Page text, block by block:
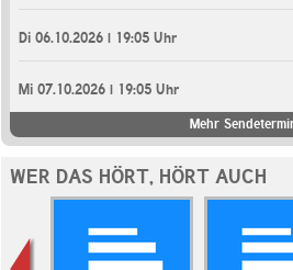
Di 06.10.2026 | 19:05 Uhr
Mi 07.10.2026 | 19:05 Uhr
Mehr
WER DAS HÖRT, HÖRT AUCH